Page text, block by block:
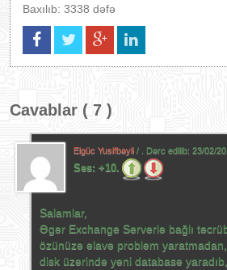
Baxılıb: 3338 dəfə
Cavablar ( 7 )
Elgüc Yusifbəyli / . Dərc edilib: 23/02/
Səs: +10.
Salamlar,
Əgər Exchange Serverlə bağlı
özünüzə əlavə problem
disk üzərində yeni database